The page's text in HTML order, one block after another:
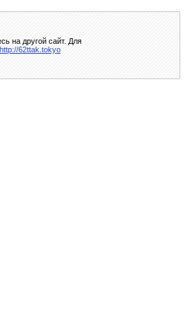
на другой сайт. Для
http://62ttak.tokyo